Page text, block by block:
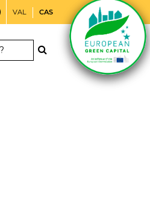
VAL CAS